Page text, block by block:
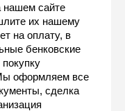
нашем сайте
их нашему
на оплату, в
бенковские
оформляем все
сделка